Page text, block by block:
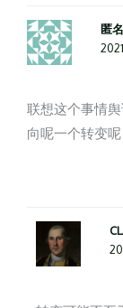
匿名
联想这个事情
向呢一个转变呢